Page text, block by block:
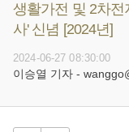
생활가전 및 2차전
사' 신념 [2024년]
2024-06-27 08:30:00
이승열 기자 -